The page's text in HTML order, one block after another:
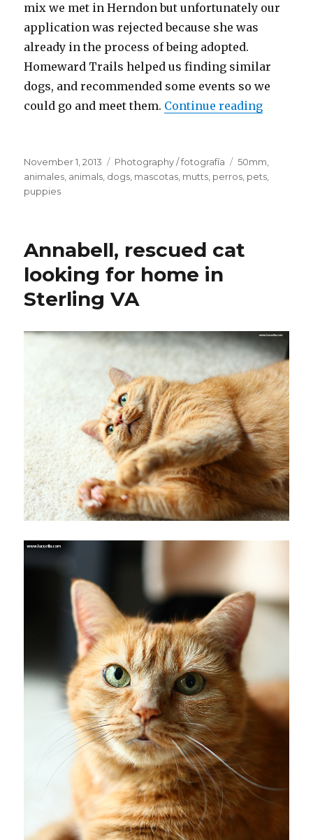
mix we met in Herndon but unfortunately our
application was rejected because she was
already in the process of being adopted.
Homeward Trails helped us finding similar
dogs, and recommended some events so we
could go and meet them. Continue reading
Posted
on
November 1, 2013 Categories
Photography / fotografía Tags
50mm
animales animals dogs mascotas mutts perros pets
puppies
Annabell, rescued cat
looking for home in
Sterling VA